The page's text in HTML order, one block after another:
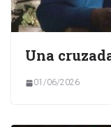
Una
01/06/2026